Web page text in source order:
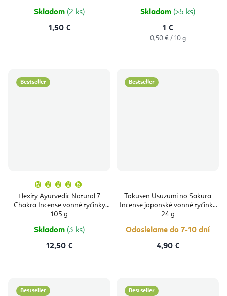
Skladom (2 ks)
1,50 €
Skladom (>5 ks)
1 €
Jednotková
0,50 € / 10 g
Bestseller
Flexity Ayurvedic Natural 7
Chakra Incense vonné tyčinky
105 g
produktu
je
5,0
hviezdičiek.
Skladom (3 ks)
12,50 €
Bestseller
Tokusen Usuzumi no Sakura
Incense japonské vonné tyčinky
24 g
Odosielame do 7-10 dní
4,90 €
Bestseller Bestseller